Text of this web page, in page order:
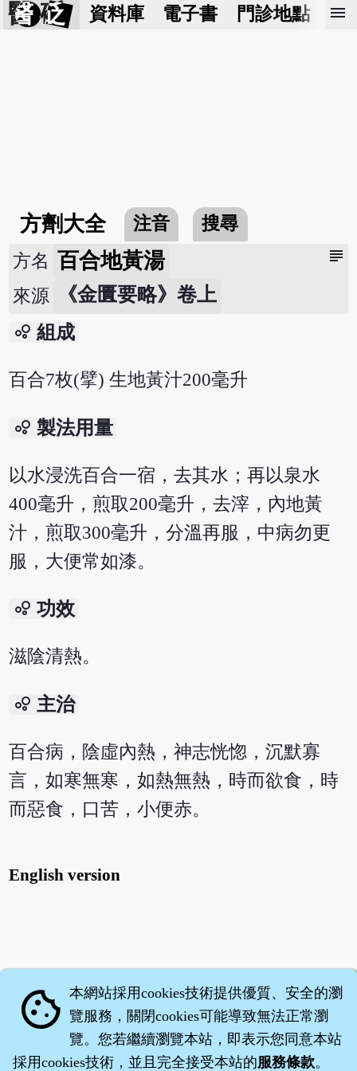
醫 砭 資料庫 電子書 門診地點 預
menu
方劑大全 注音 搜尋
subject
方名 百合地黃湯
來源 《金匱要略》卷上
bubble_chart 組成
百合7枚(擘) 生地黃汁200毫升
bubble_chart 製法用量
以水浸洗百合一宿，去其水；再以泉水
400毫升，煎取200毫升，去滓，內地黃
汁，煎取300毫升，分溫再服，中病勿更
服，大便常如漆。
bubble_chart 功效
滋陰清熱。
bubble_chart 主治
百合病，陰虛內熱，神志恍惚，沉默寡
言，如寒無寒，如熱無熱，時而欲食，時
而惡食，口苦，小便赤。
English version
cookie 本網站採用cookies技術提供優質、安全的瀏
覽服務，關閉cookies可能導致無法正常瀏
覽。您若繼續瀏覽本站，即表示您同意本站
採用cookies技術，並且完全接受本站的服務條款。